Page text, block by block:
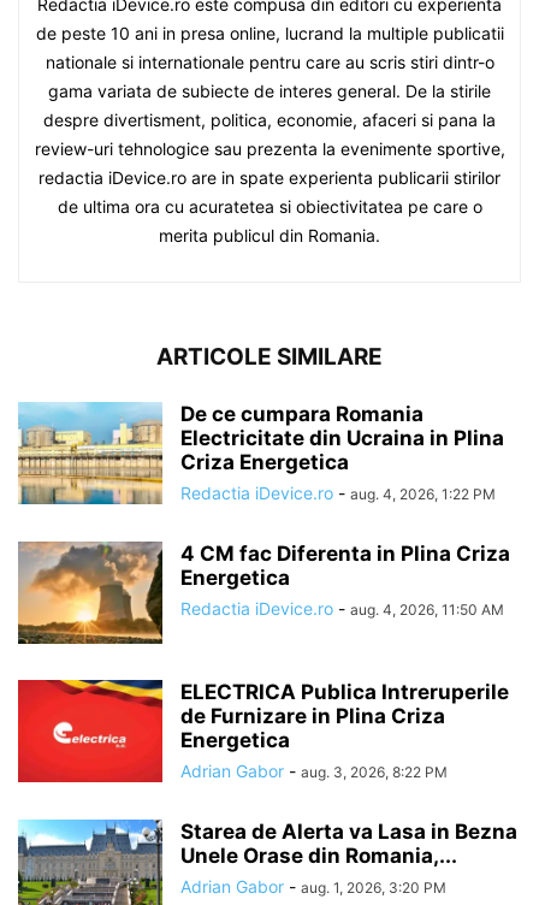
Redactia iDevice.ro este compusa din editori cu experienta
de peste 10 ani in presa online, lucrand la multiple publicatii
nationale si internationale pentru care au scris stiri dintr-o
gama variata de subiecte de interes general. De la stirile
despre divertisment, politica, economie, afaceri si pana la
review-uri tehnologice sau prezenta la evenimente sportive,
redactia iDevice.ro are in spate experienta publicarii stirilor
de ultima ora cu acuratetea si obiectivitatea pe care o
merita publicul din Romania.
ARTICOLE SIMILARE
De ce cumpara Romania
Electricitate din Ucraina in Plina
Criza Energetica
Redactia iDevice.ro - aug. 4, 2026, 1:22 PM
4 CM fac Diferenta in Plina Criza
Energetica
Redactia iDevice.ro - aug. 4, 2026, 11:50 AM
ELECTRICA Publica Intreruperile
de Furnizare in Plina Criza
Energetica
Adrian Gabor - aug. 3, 2026, 8:22 PM
Starea de Alerta va Lasa in Bezna
Unele Orase din Romania,...
Adrian Gabor - aug. 1, 2026, 3:20 PM